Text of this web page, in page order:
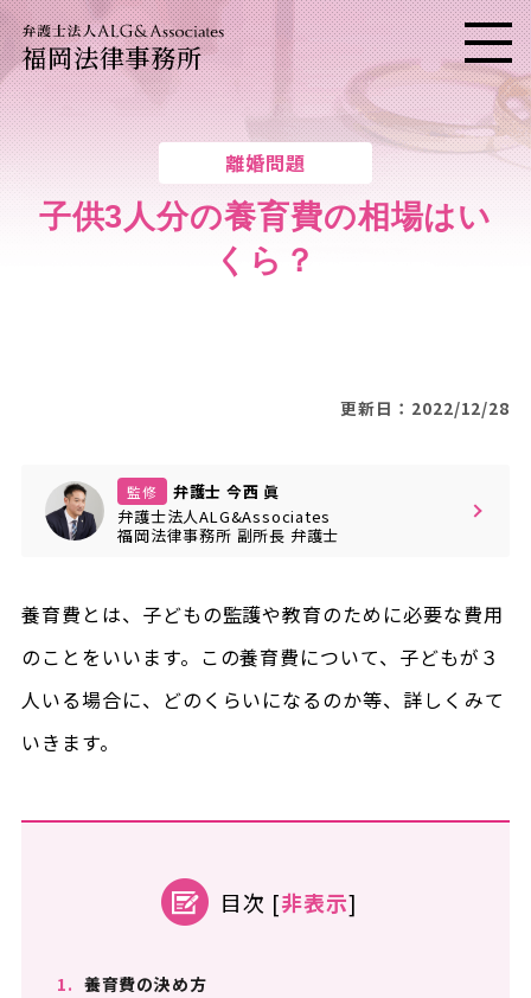
福岡法律事務所 メニ
離婚問題
子供3人分の養育費の相場はい
くら？
更新日：2022/12/28
監修
弁護士 今西 眞
弁護士法人ALG&Associates
福岡法律事務所 副所長 弁護士
養育費とは、子どもの監護や教育のために必要な費用
のことをいいます。この養育費について、子どもが３
人いる場合に、どのくらいになるのか等、詳しくみて
いきます。
目次 [非表示]
1. 養育費の決め方